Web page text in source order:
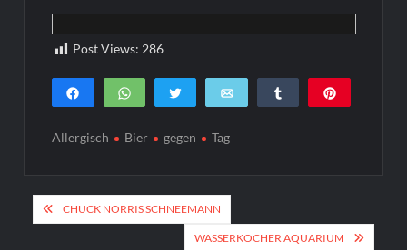
Post Views: 286
Teilen WhatsApp Twittern E-Mail Teilen
SHARES
Allergisch Bier gegen Tag
Beitragsnavigation
CHUCK NORRIS SCHNEEMANN
WASSERKOCHER AQUARIUM